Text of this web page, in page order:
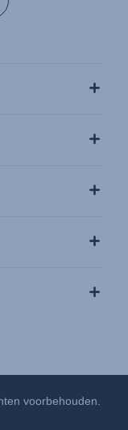
voorbehouden.